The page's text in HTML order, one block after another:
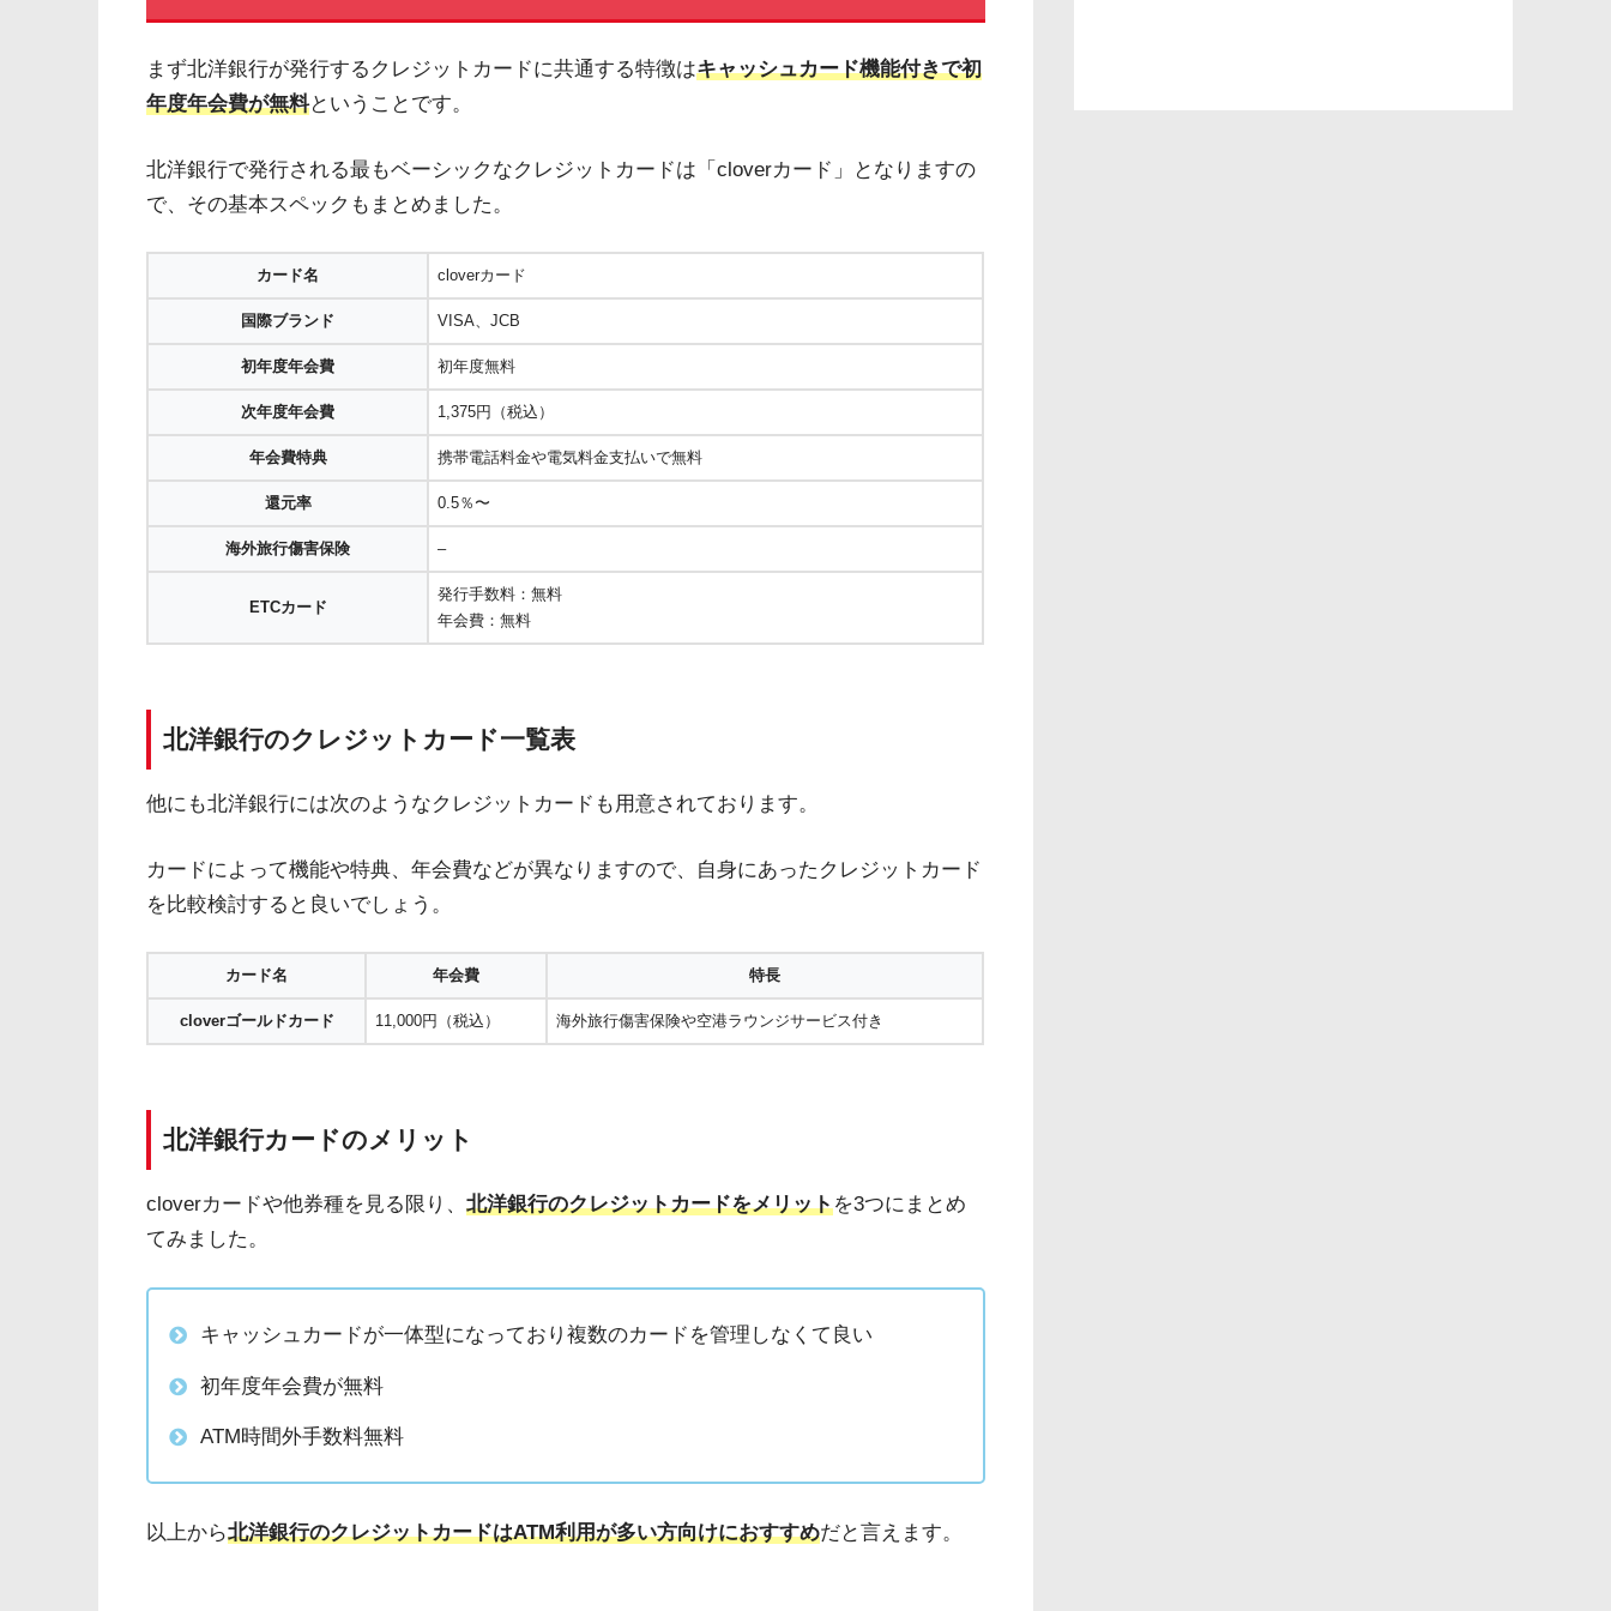
まず北洋銀行が発行するクレジットカードに共通する特徴はキャッシュカード機能付きで初
年度年会費が無料ということです。
北洋銀行で発行される最もベーシックなクレジットカードは「cloverカード」となりますの
で、その基本スペックもまとめました。
カード名 cloverカード
国際ブランド VISA、JCB
初年度年会費 初年度無料
次年度年会費 1,375円（税込）
年会費特典 携帯電話料金や電気料金支払いで無料
還元率 0.5％〜
海外旅行傷害保険 –
ETCカード
発行手数料：無料
年会費：無料
北洋銀行のクレジットカード一覧表
他にも北洋銀行には次のようなクレジットカードも用意されております。
カードによって機能や特典、年会費などが異なりますので、自身にあったクレジットカード
を比較検討すると良いでしょう。
カード名 年会費 特長
cloverゴールドカード 11,000円（税込） 海外旅行傷害保険や空港ラウンジサービス付き
北洋銀行カードのメリット
cloverカードや他券種を見る限り、 北洋銀行のクレジットカードをメリットを3つにまとめ
てみました。
キャッシュカードが一体型になっており複数のカードを管理しなくて良い
初年度年会費が無料
ATM時間外手数料無料
以上から北洋銀行のクレジットカードはATM利用が多い方向けにおすすめだと言えます。